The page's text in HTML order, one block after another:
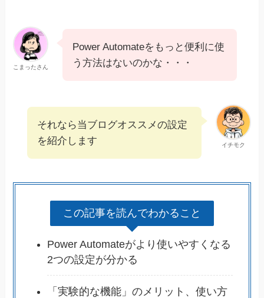
こまったさん
Power Automateをもっと便利に使
う方法はないのかな・・・
イチモク
それなら当ブログオススメの設定
を紹介します
この記事を読んでわかること
Power Automateがより使いやすくなる
2つの設定が分かる
「実験的な機能」のメリット、使い方